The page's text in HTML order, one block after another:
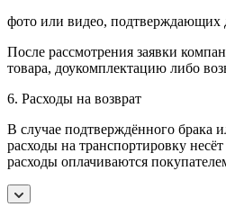
фото или видео, подтверждающих
После рассмотрения заявки
товара, доукомплектацию либо
6. Расходы на возврат
В случае подтверждённого брака
расходы на транспортировку
расходы оплачиваются